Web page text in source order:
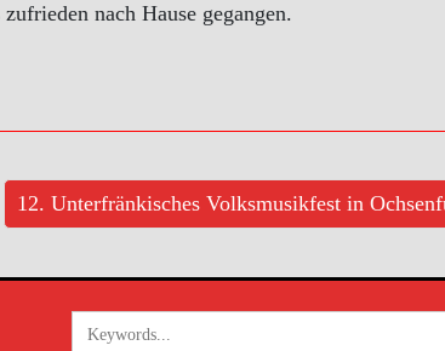
nach Hause gegangen.
12. Unterfränkisches Volksmusikfest in